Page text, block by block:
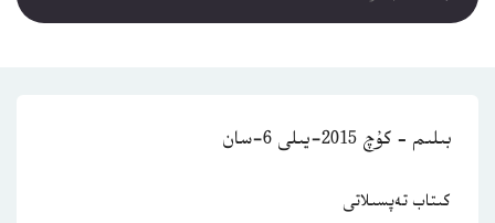
بىلىم – كۇچ 2015-يىلى 6-سان
كىتاب تەپسىلاتى